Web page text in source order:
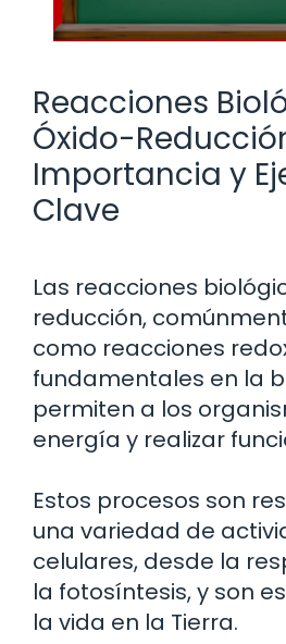
Reacciones
Óxido-
Importancia y
Clave
Las reacciones
reducción,
como reacciones
fundamentales en la
permiten a los
energía y realizar
Estos procesos son
una variedad de
celulares, desde la
la fotosíntesis, y son
la vida en la Tierra.